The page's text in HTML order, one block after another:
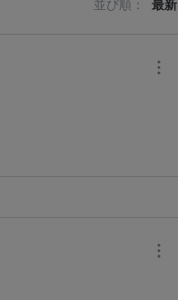
並び順： 最新